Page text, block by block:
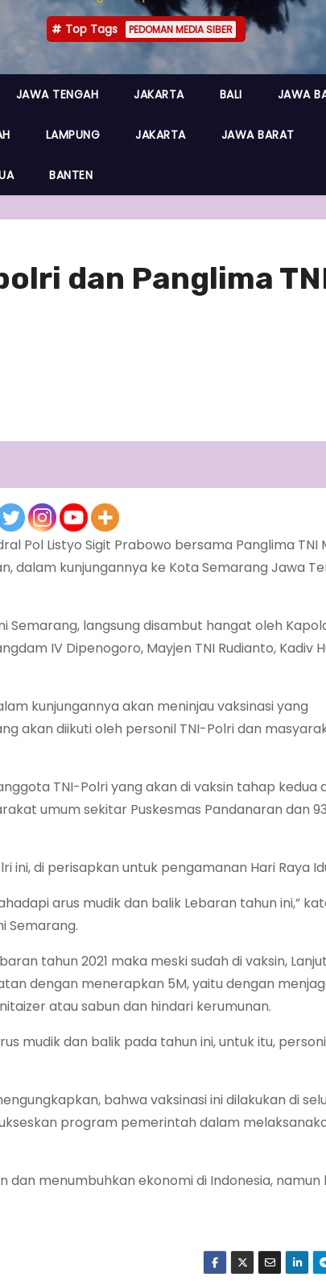
Top Tags PEDOMAN MEDIA SIBER
JAWA TENGAH JAKARTA BALI JAWA
LAMPUNG JAKARTA JAWA BARAT
BANTEN
dan Panglima
Pol Listyo Sigit Prabowo bersama Panglima TNI
dalam kunjungannya ke Kota Semarang Jawa
Semarang, langsung disambut hangat oleh
IV Dipenogoro, Mayjen TNI Rudianto, Kadiv
kunjungannya akan meninjau vaksinasi yang
akan diikuti oleh personil TNI-Polri dan
TNI-Polri yang akan di vaksin tahap kedua
umum sekitar Puskesmas Pandanaran dan
di perisapkan untuk pengamanan Hari Raya
arus mudik dan balik Lebaran tahun ini,”
Semarang.
tahun 2021 maka meski sudah di vaksin,
dengan menerapkan 5M, yaitu dengan
atau sabun dan hindari kerumunan.
mudik dan balik pada tahun ini, untuk itu,
bahwa vaksinasi ini dilakukan di
program pemerintah dalam
menumbuhkan ekonomi di Indonesia, namun